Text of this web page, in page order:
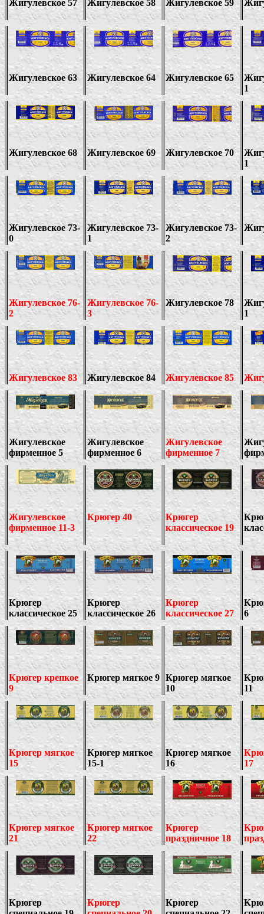
Жигулевское 57 Жигулевское 58 Жигулевское 59
Жигулевское 63 Жигулевское 64 Жигулевское 65
1
Жигулевское 68 Жигулевское 69 Жигулевское 70
1
Жигулевское73-
0
Жигулевское73-
1
Жигулевское 73-
2
Жигулевское 76-
2
Жигулевское 76-
3
Жигулевское 78
1
Жигулевское 83 Жигулевское 84 Жигулевское 85
Жигулевское
фирменное 5
Жигулевское
фирменное6
Жигулевское
фирменное7
Жигулевское
фирменное 11-3
Крюгер 40
Крюгер
классическое 19
Крюгер
классическое 25
Крюгер
классическое 26
Крюгер
классическое 27
6
Крюгер крепкое
9
Крюгер мягкое 9 Крюгер мягкое
10
11
Крюгер мягкое
15
Крюгер мягкое
15-1
Крюгер мягкое
16
17
Крюгер мягкое
21
Крюгер мягкое
22
Крюгер
праздничное 18
Крюгер
Крюгер
Крюгер